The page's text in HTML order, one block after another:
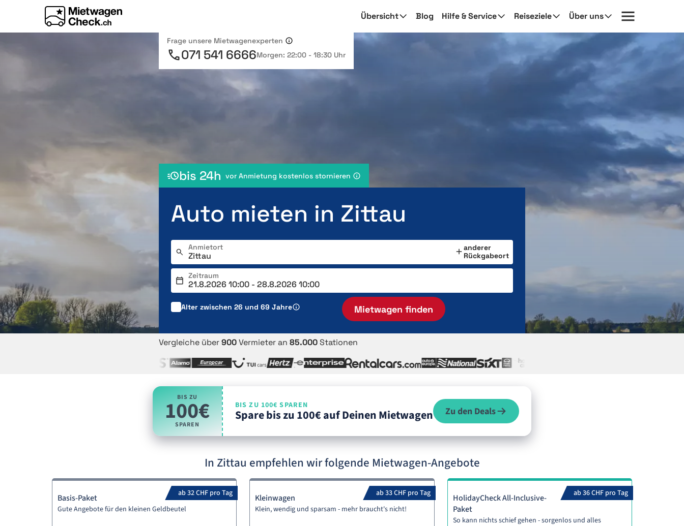
Übersicht Blog Hilfe & Service Reiseziele Über uns
Frage unsere Mietwagenexperten
071 541 6666Morgen: 22:00 - 18:30 Uhr
bis 24h vor Anmietung kostenlos stornieren
Auto mieten in Zittau
Anmietort
anderer
Rückgabeort
Zeitraum
Alter zwischen 26 und 69 Jahre Mietwagen finden
Vergleiche über900Vermieter an 85.000Stationen
BIS ZU
100€
SPAREN
BIS ZU 100€ SPAREN
Spare bis zu 100€ auf Deinen Mietwagen Zu den Deals
In Zittau empfehlen wir folgende Mietwagen-Angebote
ab 32 CHF pro Tag
Basis-Paket
Gute Angebote für den kleinen Geldbeutel
ab 33 CHF pro Tag
Kleinwagen
Klein, wendig und sparsam - mehr braucht's nicht!
ab 36 CHF pro Tag
HolidayCheck All-Inclusive-
Paket
So kann nichts schief gehen - sorgenlos und alles